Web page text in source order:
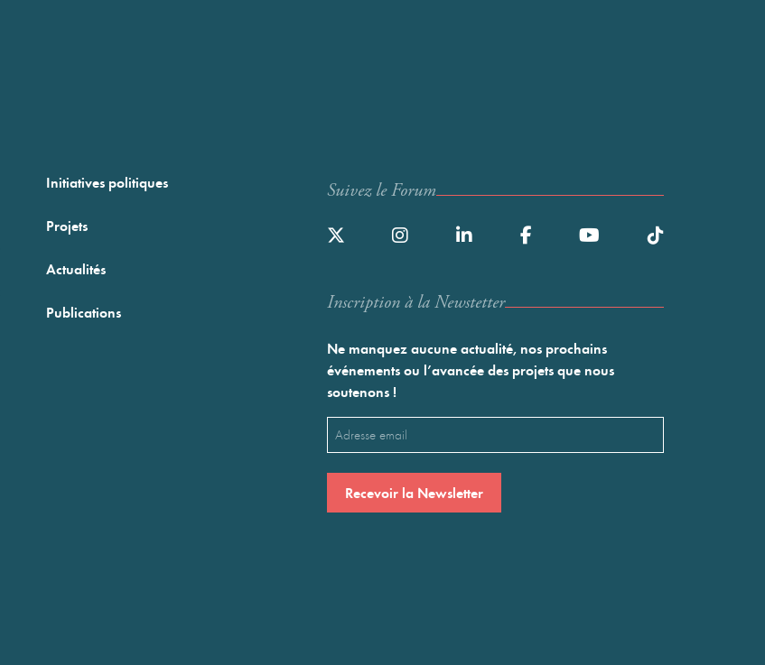
Initiatives politiques
Projets
Actualités
Publications
Suivez le Forum
Inscription à la Newstetter
Ne manquez aucune actualité, nos prochains
événements ou l’avancée des projets que nous
soutenons !
Email
(Nécessaire)